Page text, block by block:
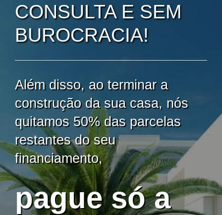
CONSULTA E SEM
BUROCRACIA!
Além disso, ao terminar a
construção da sua casa, nós
quitamos 50% das parcelas
restantes do seu
financiamento,
pague só a